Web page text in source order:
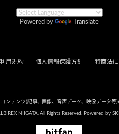
Powered by Translate
利用規約 個人情報保護方針 特商法
ンテンツ(記事、画像、音声データ、映像データ等)
NIIGATA. All Rights Reserved. Powered by